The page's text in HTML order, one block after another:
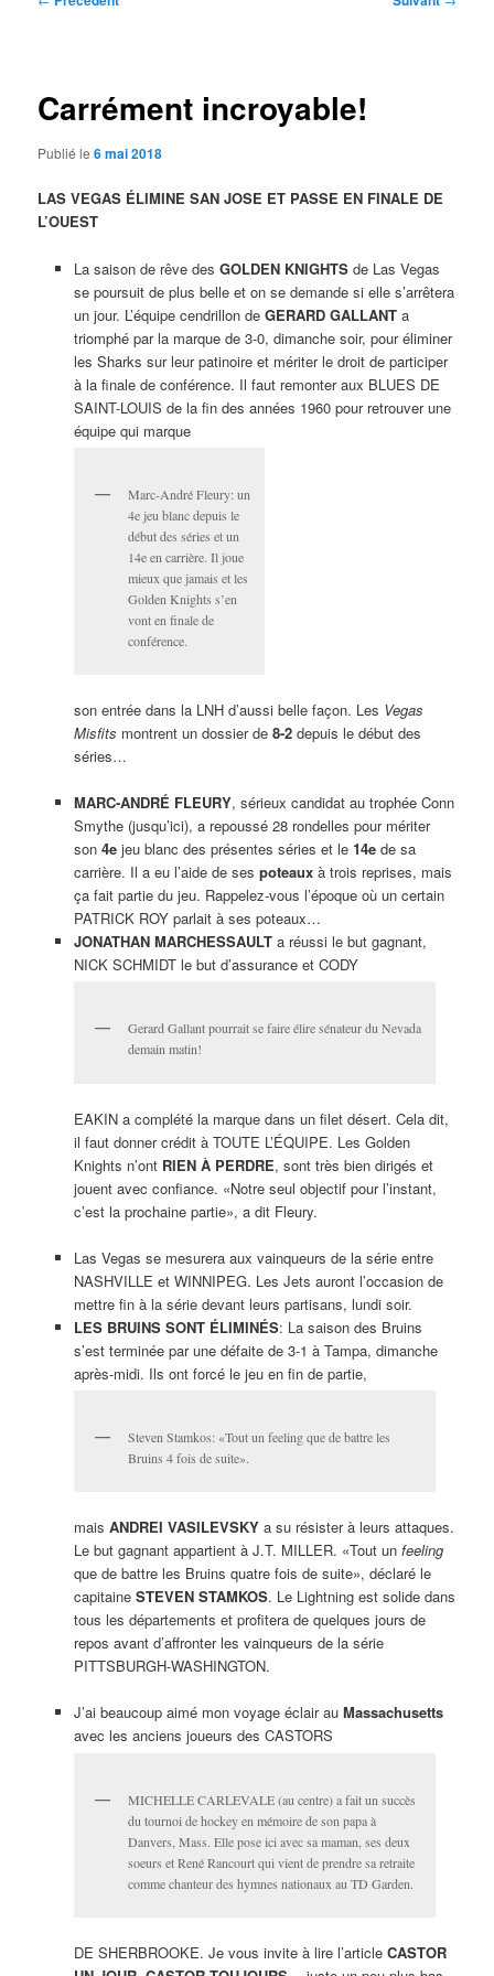
Carrément incroyable!
Publié le6 mai 2018
LAS VEGAS ÉLIMINE SAN JOSE ET PASSE EN FINALE DE
L’OUEST
La saison de rêve des GOLDEN KNIGHTSde Las Vegas
se poursuit de plus belle et on se demande si elle s’arrêtera
un jour. L’équipe cendrillon de GERARD GALLANTa
triomphé par la marque de 3-0, dimanche soir, pour éliminer
les Sharks sur leur patinoire et mériter le droit de participer
à la finale de conférence. Il faut remonter aux BLUES DE
SAINT-LOUIS de la fin des années 1960 pour retrouver une
équipe qui marque
Marc-André Fleury: un
4e jeu blanc depuis le
début des séries et un
14e en carrière. Il joue
mieux que jamais et les
Golden Knights s’en
vont en finale de
conférence.
son entrée dans la LNH d’aussi belle façon. Les Vegas
Misfits montrent un dossier de 8-2depuis le début des
séries…
MARC-ANDRÉ FLEURY, sérieux candidat au trophée Conn
Smythe (jusqu’ici), a repoussé 28 rondelles pour mériter
son 4ejeu blanc des présentes séries et le 14ede sa
carrière. Il a eu l’aide de ses poteauxà trois reprises, mais
ça fait partie du jeu. Rappelez-vous l’époque où un certain
PATRICK ROY parlait à ses poteaux…
JONATHAN MARCHESSAULT a réussi le but gagnant,
NICK SCHMIDT le but d’assurance et CODY
Gerard Gallant pourrait se faire élire sénateur du Nevada
demain matin!
EAKIN a complété la marque dans un filet désert. Cela dit,
il faut donner crédit à TOUTE L’ÉQUIPE. Les Golden
Knights n’ont RIEN À PERDRE, sont très bien dirigés et
jouent avec confiance. «Notre seul objectif pour l’instant,
c’est la prochaine partie», a dit Fleury.
Las Vegas se mesurera aux vainqueurs de la série entre
NASHVILLE et WINNIPEG. Les Jets auront l’occasion de
mettre fin à la série devant leurs partisans, lundi soir.
LES BRUINS SONT ÉLIMINÉS: La saison des Bruins
s’est terminée par une défaite de 3-1 à Tampa, dimanche
après-midi. Ils ont forcé le jeu en fin de partie,
Steven Stamkos: «Tout un feeling que de battre les
Bruins 4 fois de suite».
mais ANDREI VASILEVSKYa su résister à leurs attaques.
Le but gagnant appartient à J.T. MILLER. «Tout un feeling
que de battre les Bruins quatre fois de suite», déclaré le
capitaine STEVEN STAMKOS. Le Lightning est solide dans
tous les départements et profitera de quelques jours de
repos avant d’affronter les vainqueurs de la série
PITTSBURGH-WASHINGTON.
J’ai beaucoup aimé mon voyage éclair au Massachusetts
avec les anciens joueurs des CASTORS
MICHELLE CARLEVALE (au centre) a fait un succès
du tournoi de hockey en mémoire de son papa à
Danvers, Mass. Elle pose ici avec sa maman, ses deux
soeurs et René Rancourt qui vient de prendre sa retraite
comme chanteur des hymnes nationaux au TD Garden.
DE SHERBROOKE. Je vous invite à lire l’article CASTOR